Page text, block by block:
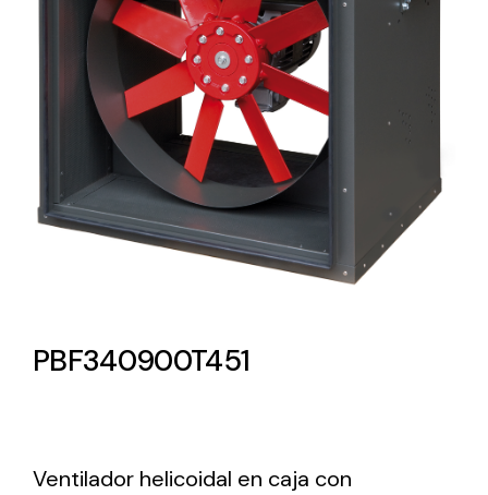
Lighting and Electrical
Equipment
Complete solutions in lighting and electrical
material for each project and need
Amplia gama de ventiladores y equipos de
PBF340900T451
Ventilador helicoidal en caja con